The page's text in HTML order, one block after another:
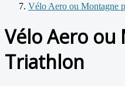
Vélo Aero ou Montagne
Vélo Aero
Triathlon